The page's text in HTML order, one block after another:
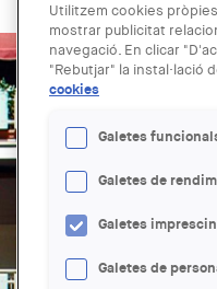
Utilitzem cookies
mostrar publicitat
navegació. En clicar
"Rebutjar" la instal·lació
cookies
Galetes
Galetes de
Galetes
Galetes de